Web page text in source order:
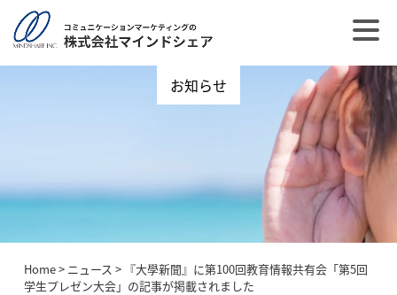
お知らせ
Home> ニュース > 『大學新聞』に第100回教育情報共有会「第5回
学生プレゼン大会」の記事が掲載されました